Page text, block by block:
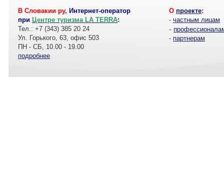
В Словакии ру, Интернет-оператор
при Центре туризма LA TERRA:
Тел.: +7 (343) 385 20 24
Ул. Горького, 63, офис 503
ПН - СБ, 10.00 - 19.00
подробнее
О проекте:
- частным лицам
-
- партнерам